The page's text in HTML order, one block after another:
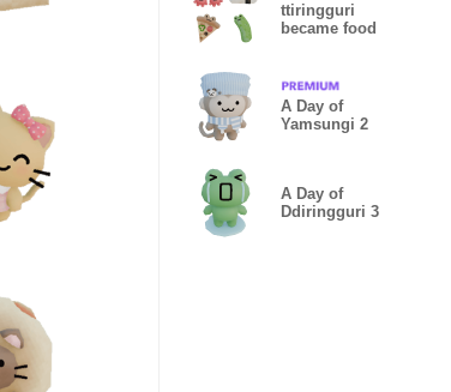
ttiringguri
became food
A Day of
Yamsungi 2
A Day of
Ddiringguri 3